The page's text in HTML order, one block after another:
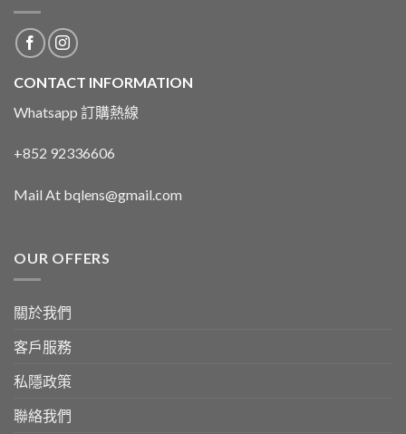
CONTACT INFORMATION
Whatsapp 訂購熱線
+852 92336606
Mail At bqlens@gmail.com
OUR OFFERS
關於我們
客戶服務
私隱政策
聯絡我們